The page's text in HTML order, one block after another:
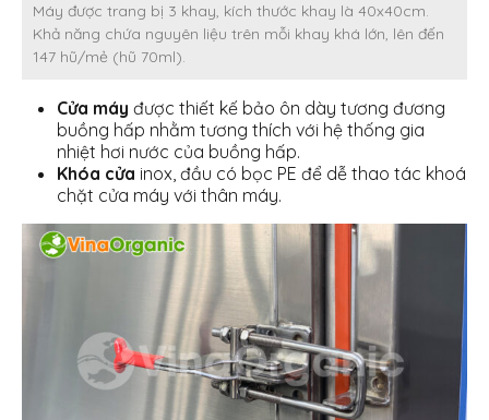
Máy được trang bị 3 khay, kích thước khay là 40x40cm.
Khả năng chứa nguyên liệu trên mỗi khay khá lớn, lên đến
147 hũ/mẻ (hũ 70ml).
Cửa máy được thiết kế bảo ôn dày tương đương
buồng hấp nhằm tương thích với hệ thống gia
nhiệt hơi nước của buồng hấp.
Khóa cửa inox, đầu có bọc PE để dễ thao tác khoá
chặt cửa máy với thân máy.